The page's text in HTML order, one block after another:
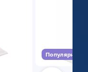
Популярный